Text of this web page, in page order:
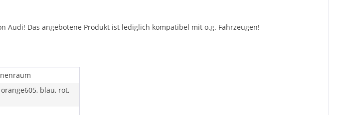
Audi! Das angebotene Produkt ist lediglich kompatibel mit o.g. Fahrzeugen!
blau, rot,